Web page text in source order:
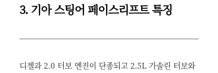
3. 기아 스팅어 페이스리프트 특징
디젤과 2.0 터보 엔진이 단종되고 2.5L 가솔린 터보와